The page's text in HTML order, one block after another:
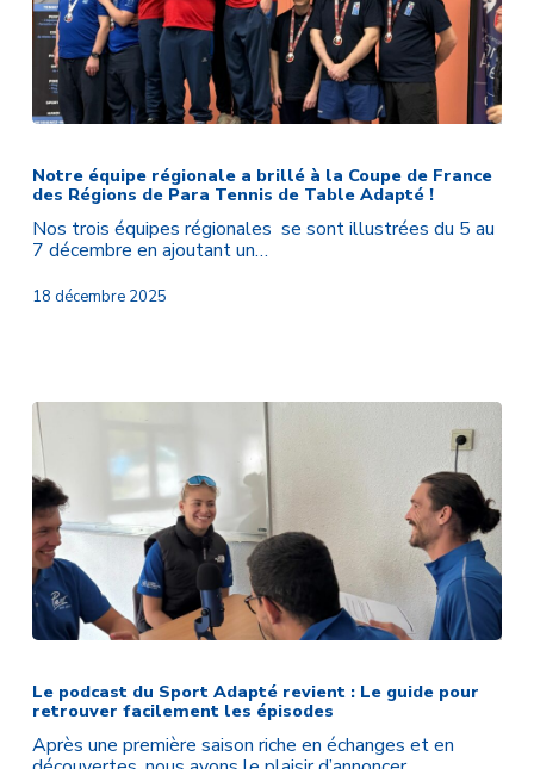
régionale
a
brillé
à
la
Coupe
de
Para
Tennis
de
Table
Adapté
!
Notre équipe régionale a brillé à la Coupe de France
des Régions de Para Tennis de Table Adapté !
Nos trois équipes régionales se sont illustrées du 5 au
7 décembre en ajoutant un…
18 décembre 2025
du
Sport
Adapté
revient
Le podcast du Sport Adapté revient : Le guide pour
retrouver facilement les épisodes
Après une première saison riche en échanges et en